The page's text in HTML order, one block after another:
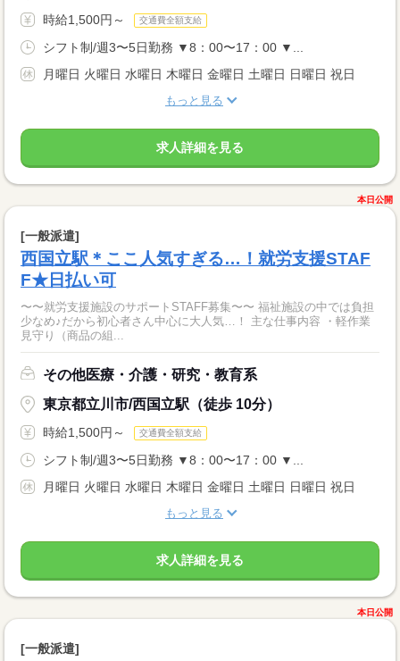
時給1,500円～ 交通費全額支給
シフト制/週3〜5日勤務 ▼8：00〜17：00 ▼...
月曜日 火曜日 水曜日 木曜日 金曜日 土曜日 日曜日 祝日
もっと見る
求人詳細を見る
本日公開
[一般派遣]
西国立駅＊ここ人気すぎる…！就労支援STAF
F★日払い可
〜〜就労支援施設のサポートSTAFF募集〜〜 福祉施設の中では負担
少なめ♪だから初心者さん中心に大人気…！ 主な仕事内容 ・軽作業
見守り（商品の組...
その他医療・介護・研究・教育系
東京都立川市/西国立駅（徒歩 10分）
時給1,500円～ 交通費全額支給
シフト制/週3〜5日勤務 ▼8：00〜17：00 ▼...
月曜日 火曜日 水曜日 木曜日 金曜日 土曜日 日曜日 祝日
もっと見る
求人詳細を見る
本日公開
[一般派遣]